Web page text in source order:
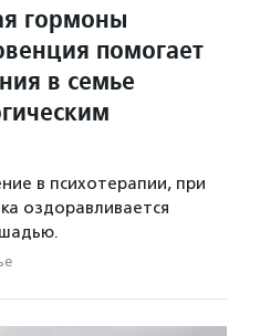
гормоны
помогает
в семье
в психотерапии, при
оздоравливается